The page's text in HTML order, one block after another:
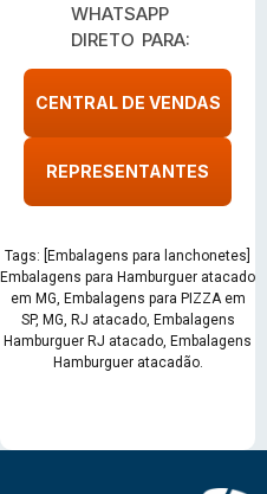
WHATSAPP
DIRETO PARA:
CENTRAL DE VENDAS
REPRESENTANTES
Tags: [Embalagens para lanchonetes]
Embalagens para Hamburguer atacado
em MG, Embalagens para PIZZA em
SP, MG, RJ atacado, Embalagens
Hamburguer RJ atacado, Embalagens
Hamburguer atacadão.